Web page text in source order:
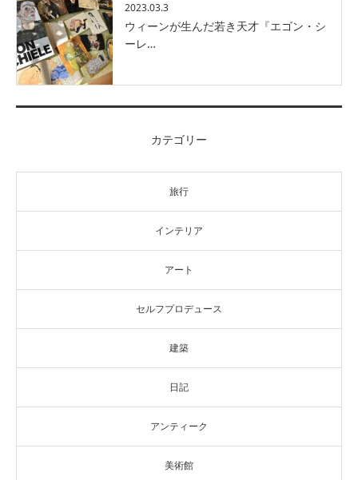
2023.03.3
ウィーンが生んだ若き天才『エゴン・シ
ーレ…
カテゴリー
旅行
インテリア
アート
セルフプロデュース
建築
日記
アンティーク
美術館